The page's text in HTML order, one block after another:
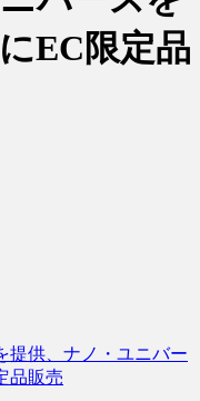
EC限定品
供、ナノ・ユニバー
品販売